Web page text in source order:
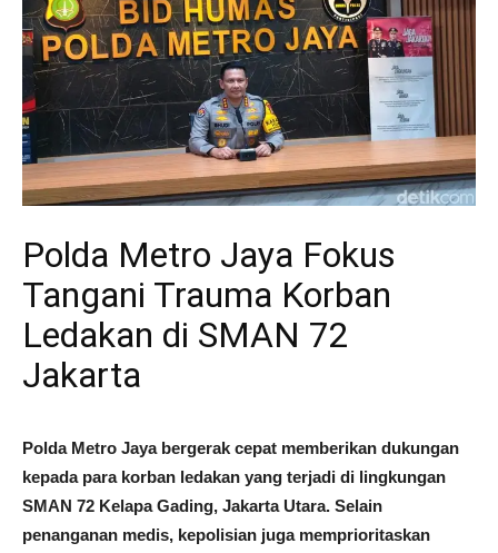
Polda Metro Jaya Fokus
Tangani Trauma Korban
Ledakan di SMAN 72
Jakarta
Polda Metro Jaya bergerak cepat memberikan dukungan
kepada para korban ledakan yang terjadi di lingkungan
SMAN 72 Kelapa Gading, Jakarta Utara. Selain
penanganan medis, kepolisian juga memprioritaskan